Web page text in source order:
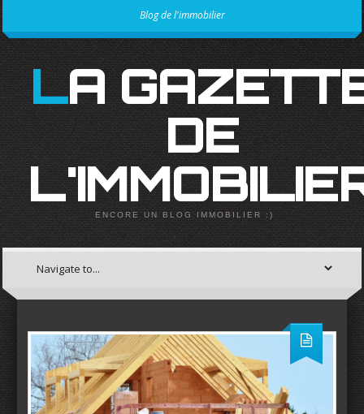
Blog de l'immobilier
LA GAZETTE
DE
ENCORE UN BLOG IMMOBILIER :)